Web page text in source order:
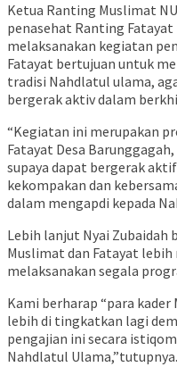
Ketua Ranting Muslimat
penasehat Ranting
melaksanakan kegiatan
Fatayat bertujuan untuk
tradisi Nahdlatul ulama,
bergerak aktiv dalam
“Kegiatan ini merupakan
Fatayat Desa
supaya dapat bergerak
kekompakan dan
dalam mengapdi kepada
Lebih lanjut Nyai Zubaidah
Muslimat dan Fatayat
melaksanakan segala
Kami berharap “para
lebih di tingkatkan lagi
pengajian ini secara
Nahdlatul Ulama,”tutupnya.